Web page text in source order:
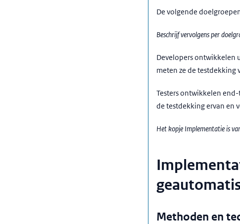
De volgende
Beschrijf vervolgens per
Developers ontwikkelen
meten ze de testdekking
Testers ontwikkelen
de testdekking ervan en
Het kopje Implementatie is
Methoden en